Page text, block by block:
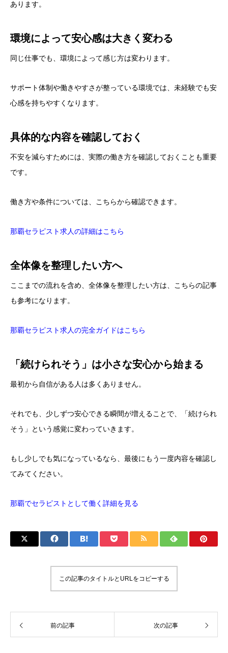
あります。
環境によって安心感は大きく変わる
同じ仕事でも、環境によって感じ方は変わります。
サポート体制や働きやすさが整っている環境では、未経験でも安
心感を持ちやすくなります。
具体的な内容を確認しておく
不安を減らすためには、実際の働き方を確認しておくことも重要
です。
働き方や条件については、こちらから確認できます。
那覇セラピスト求人の詳細はこちら
全体像を整理したい方へ
ここまでの流れを含め、全体像を整理したい方は、こちらの記事
も参考になります。
那覇セラピスト求人の完全ガイドはこちら
「続けられそう」は小さな安心から始まる
最初から自信がある人は多くありません。
それでも、少しずつ安心できる瞬間が増えることで、「続けられ
そう」という感覚に変わっていきます。
もし少しでも気になっているなら、最後にもう一度内容を確認し
てみてください。
那覇でセラピストとして働く詳細を見る
この記事のタイトルとURLをコピーする
前の記事 次の記事